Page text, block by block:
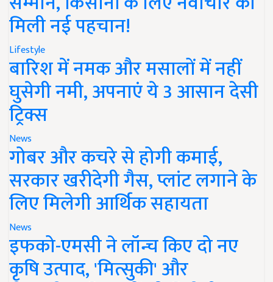
मिली नई पहचान!
Lifestyle
बारिश में नमक और मसालों में नहीं
घुसेगी नमी, अपनाएं ये 3 आसान देसी
ट्रिक्स
News
गोबर और कचरे से होगी कमाई,
सरकार खरीदेगी गैस, प्लांट लगाने के
लिए मिलेगी आर्थिक सहायता
News
इफको-एमसी ने लॉन्च किए दो नए
कृषि उत्पाद, 'मित्सुकी' और